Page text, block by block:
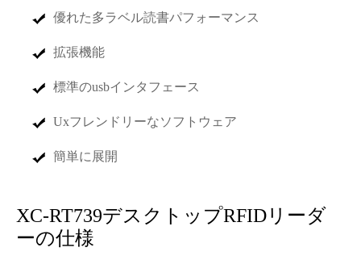
優れた多ラベル読書パフォーマンス
拡張機能
標準のusbインタフェース
Uxフレンドリーなソフトウェア
簡単に展開
XC-RT739デスクトップRFIDリーダ
ーの仕様